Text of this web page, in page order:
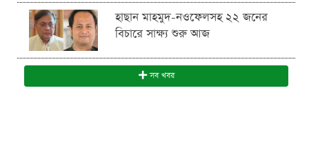
হাছান মাহমুদ-নওফেলসহ ২২ জনের
বিচারে সাক্ষ্য শুরু আজ
সব খবর